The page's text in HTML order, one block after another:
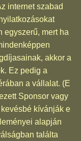
internet szabad
egyszerű, mert ha
akkor a
Ez pedig a
a vállalat. (E
Sponsor vagy
kívánják e
alapján
találta